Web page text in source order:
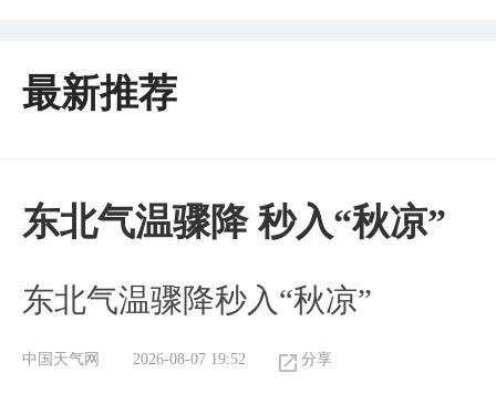
最新推荐
东北气温骤降 秒入“秋凉”
东北气温骤降秒入“秋凉”
中国天气网 2026-08-07 19:52 分享